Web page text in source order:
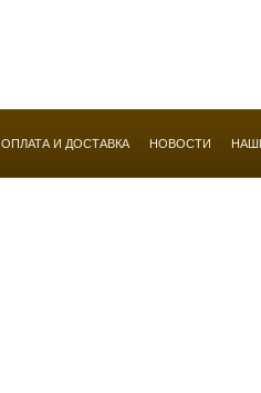
ОПЛАТА И ДОСТАВКА НОВОСТИ